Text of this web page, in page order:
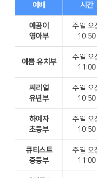
예배 시간
예꿈이
영아부
주일 오
10:50
예쁨 유치부
주일 오
11:00
씨리얼
유년부
주일 오
10:50
하예자
초등부
주일 오
10:50
큐티스트
중등부
주일 오
11:00